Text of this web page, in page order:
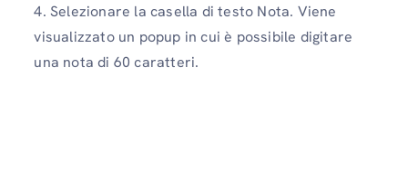
4. Selezionare la casella di testo Nota. Viene
visualizzato un popup in cui è possibile digitare
una nota di 60 caratteri.